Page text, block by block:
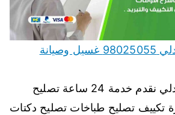
تصليح مكيفات العبدلي 98025055 غسيل وصيانة
تصليح مكيفات العبدلي نقدم خدمة 24 ساعة تصليح
تكييف تصليح طباخات تصليح دكتات